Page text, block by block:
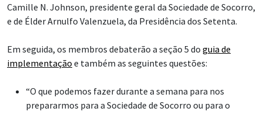
Camille N. Johnson, presidente geral da Sociedade de Socorro,
e de Élder Arnulfo Valenzuela, da Presidência dos Setenta.
Em seguida, os membros debaterão a seção 5 do guia de
implementação e também as seguintes questões:
“O que podemos fazer durante a semana para nos
prepararmos para a Sociedade de Socorro ou para o